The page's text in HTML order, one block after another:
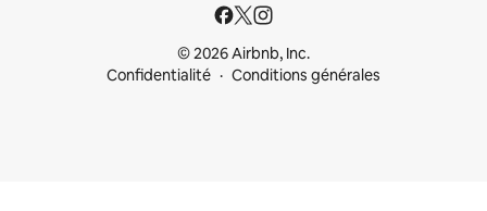
© 2026 Airbnb, Inc.
Confidentialité
Conditions générales